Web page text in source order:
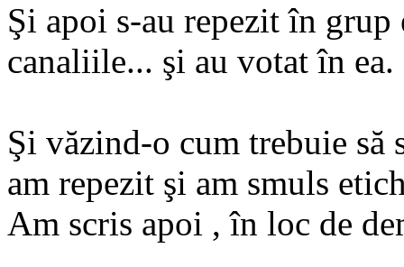
Şi apoi s-au repezit în
canaliile... şi au votat în ea.
Şi văzind-o cum trebuie să
am repezit şi am smuls
Am scris apoi , în loc de